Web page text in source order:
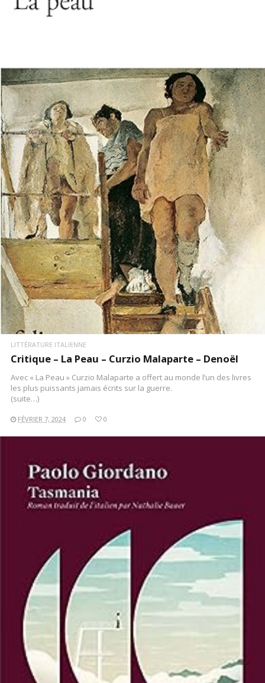
LIRE LA SUITE
LITTÉRATURE ITALIENNE
Critique – La Peau – Curzio Malaparte – Denoël
Avec « La Peau » Curzio Malaparte a offert au monde l’un des livres
les plus puissants jamais écrits sur la guerre.
(suite…)
FÉVRIER 7, 2024 0 0
LIRE LA SUITE